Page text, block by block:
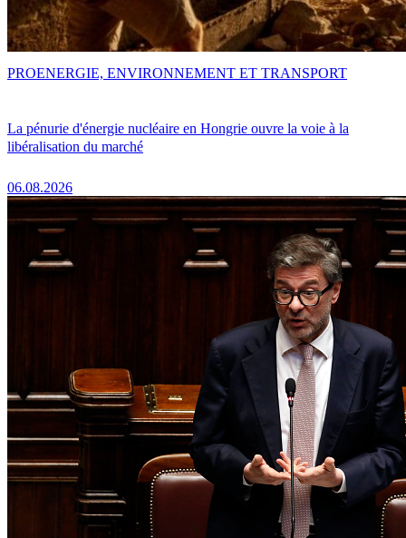
La pénurie d'énergie nucléaire en Hongrie ouvre la voie à la
libéralisation du marché
06.08.2026
PROENERGIE, ENVIRONNEMENT ET TRANSPORT